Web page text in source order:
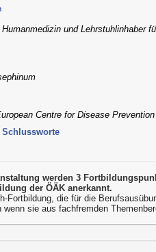
und Lehrstuhlinhaber
Centre for Disease
werden 3
der ÖÄK anerkannt.
Fortbildung, die für die
wenn sie aus fachfremden